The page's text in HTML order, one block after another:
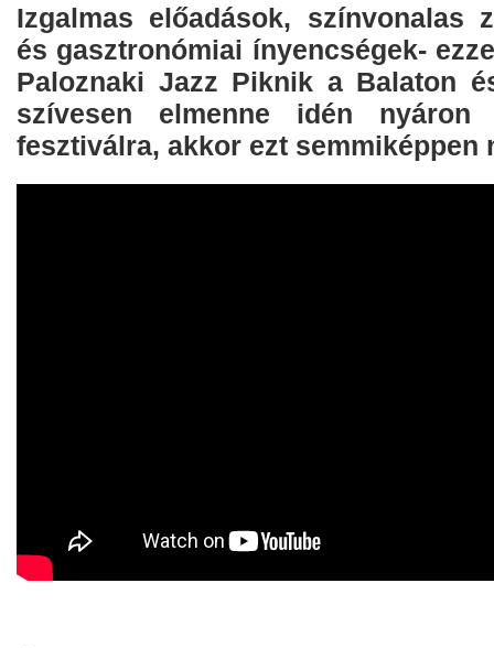
Izgalmas előadások, színvonalas
és gasztronómiai ínyencségek-
Paloznaki Jazz Piknik a Balaton
szívesen elmenne idén nyáron
fesztiválra, akkor ezt semmiképpen